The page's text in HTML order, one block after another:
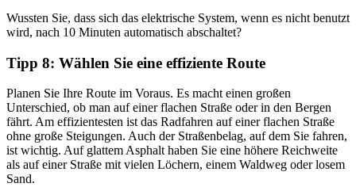
Wussten Sie, dass sich das elektrische System, wenn es nicht benutzt
wird, nach 10 Minuten automatisch abschaltet?
Tipp 8: Wählen Sie eine effiziente Route
Planen Sie Ihre Route im Voraus. Es macht einen großen
Unterschied, ob man auf einer flachen Straße oder in den Bergen
fährt. Am effizientesten ist das Radfahren auf einer flachen Straße
ohne große Steigungen. Auch der Straßenbelag, auf dem Sie fahren,
ist wichtig. Auf glattem Asphalt haben Sie eine höhere Reichweite
als auf einer Straße mit vielen Löchern, einem Waldweg oder losem
Sand.